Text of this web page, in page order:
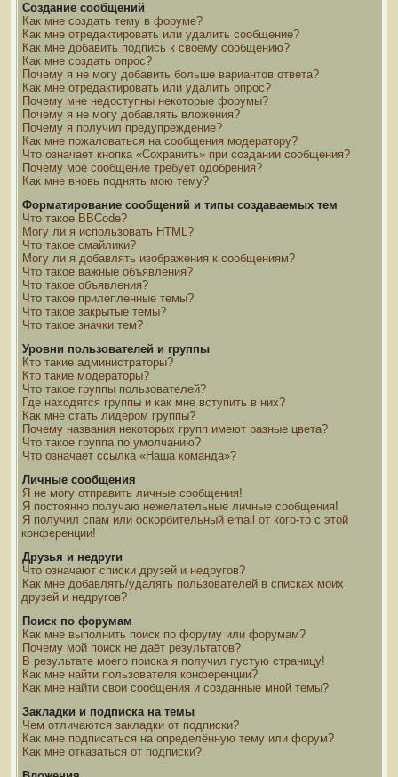
Создание сообщений
Как мне создать тему в форуме?
Как мне отредактировать или удалить сообщение?
Как мне добавить подпись к своему сообщению?
Как мне создать опрос?
Почему я не могу добавить больше вариантов ответа?
Как мне отредактировать или удалить опрос?
Почему мне недоступны некоторые форумы?
Почему я не могу добавлять вложения?
Почему я получил предупреждение?
Как мне пожаловаться на сообщения модератору?
Что означает кнопка «Сохранить» при создании сообщения?
Почему моё сообщение требует одобрения?
Как мне вновь поднять мою тему?
Форматирование сообщений и типы создаваемых тем
Что такое BBCode?
Могу ли я использовать HTML?
Что такое смайлики?
Могу ли я добавлять изображения к сообщениям?
Что такое важные объявления?
Что такое объявления?
Что такое прилепленные темы?
Что такое закрытые темы?
Что такое значки тем?
Уровни пользователей и группы
Кто такие администраторы?
Кто такие модераторы?
Что такое группы пользователей?
Где находятся группы и как мне вступить в них?
Как мне стать лидером группы?
Почему названия некоторых групп имеют разные цвета?
Что такое группа по умолчанию?
Что означает ссылка «Наша команда»?
Личные сообщения
Я не могу отправить личные сообщения!
Я постоянно получаю нежелательные личные сообщения!
Я получил спам или оскорбительный email от кого-то с этой
конференции!
Друзья и недруги
Что означают списки друзей и недругов?
Как мне добавлять/удалять пользователей в списках моих
друзей и недругов?
Поиск по форумам
Как мне выполнить поиск по форуму или форумам?
Почему мой поиск не даёт результатов?
В результате моего поиска я получил пустую страницу!
Как мне найти пользователя конференции?
Как мне найти свои сообщения и созданные мной темы?
Закладки и подписка на темы
Чем отличаются закладки от подписки?
Как мне подписаться на определённую тему или форум?
Как мне отказаться от подписки?